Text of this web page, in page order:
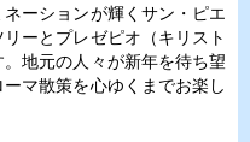
ーションが輝くサン・ピエ
ーとプレゼピオ（キリスト
地元の人々が新年を待ち望
マ散策を心ゆくまでお楽し